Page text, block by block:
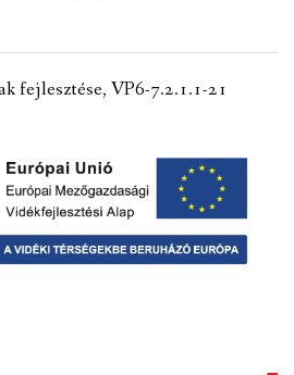
fejlesztése, VP6-7.2.1.1-21